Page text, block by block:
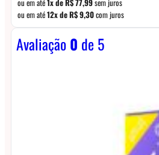
ou em até12x deR$9,30com juros
Avaliação0 de 5